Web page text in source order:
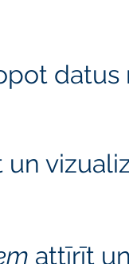
un
datus
attīrīt